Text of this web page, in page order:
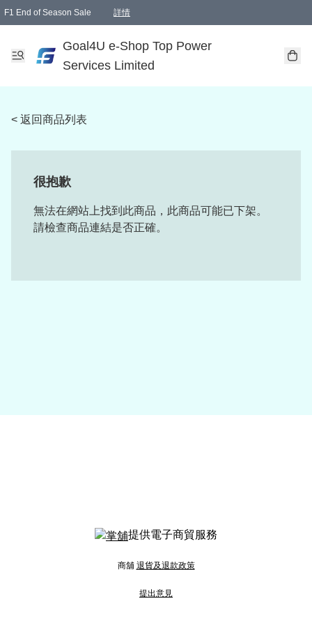
F1 End of Season Sale 詳情
Goal4U e-Shop Top Power
Services Limited
< 返回商品列表
很抱歉
無法在網站上找到此商品，此商品可能已下架。
請檢查商品連結是否正確。
提供電子商貿服務
商舖 退貨及退款政策
提出意見